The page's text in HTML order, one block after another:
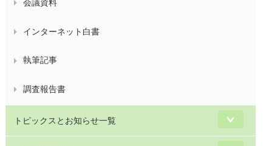
会議資料
インターネット白書
執筆記事
調査報告書
トピックスとお知らせ一覧